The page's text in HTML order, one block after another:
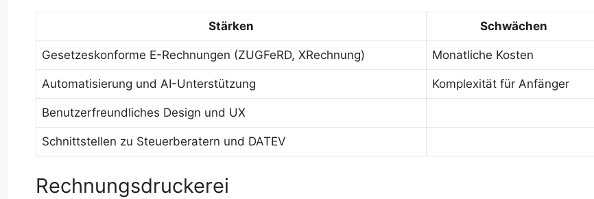
Stärken Schwächen
Gesetzeskonforme E-Rechnungen (ZUGFeRD, XRechnung) Monatliche Kosten
Automatisierung und AI-Unterstützung Komplexität für Anfänger
Benutzerfreundliches Design und UX
Schnittstellen zu Steuerberatern und DATEV
Rechnungsdruckerei